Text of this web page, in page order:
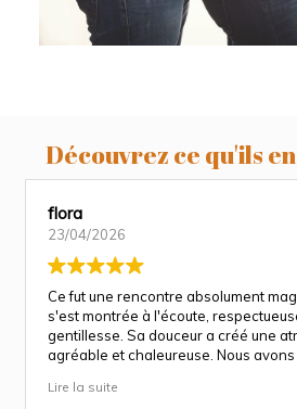
Découvrez ce qu'ils
flora
23/04/2026
Ce fut une rencontre absolument
s'est montrée à l'écoute,
gentillesse. Sa douceur a créé une
agréable et chaleureuse. Nous
(grossesse et naissance). Ce fut une
Lire la suite